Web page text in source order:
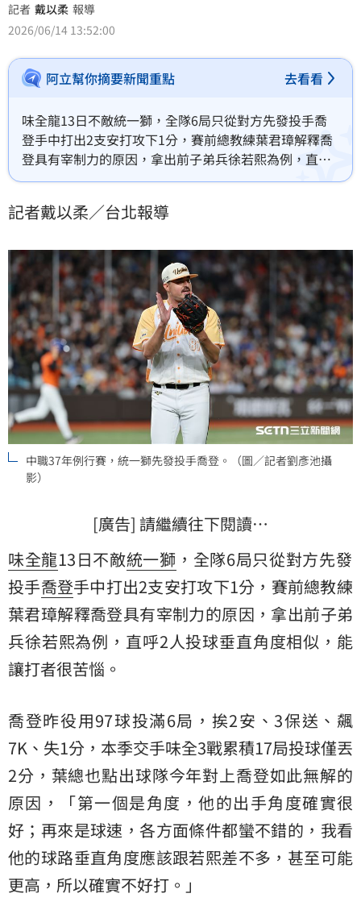
記者 戴以柔 報導
2026/06/14 13:52:00
阿立幫你摘要新聞重點 去看看
味全龍13日不敵統一獅，全隊6局只從對方先發投手喬
登手中打出2支安打攻下1分，賽前總教練葉君璋解釋喬
登具有宰制力的原因，拿出前子弟兵徐若熙為例，直呼2
人投球垂直角度相似，能讓打者很苦惱。
記者戴以柔／台北報導
中職37年例行賽，統一獅先發投手喬登。（圖／記者劉彥池攝
影）
[廣告] 請繼續往下閱讀…
味全龍13日不敵統一獅 ，全隊6局只從對方先發
投手喬登手中打出2支安打攻下1分，賽前總教練
葉君璋解釋喬登具有宰制力的原因，拿出前子弟
兵徐若熙為例，直呼2人投球垂直角度相似，能
讓打者很苦惱。
喬登昨役用97球投滿6局，挨2安、3保送、飆
7K、失1分，本季交手味全3戰累積17局投球僅丟
2分，葉總也點出球隊今年對上喬登如此無解的
原因，「第一個是角度，他的出手角度確實很
好；再來是球速，各方面條件都蠻不錯的，我看
他的球路垂直角度應該跟若熙差不多，甚至可能
更高，所以確實不好打。」